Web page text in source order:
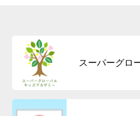
スーパーグロ